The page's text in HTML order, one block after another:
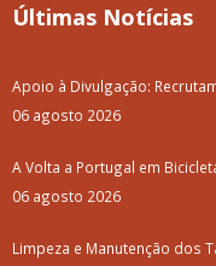
Últimas Notícias
Apoio à Divulgação:
06 agosto 2026
A Volta a Portugal em
06 agosto 2026
Limpeza e Manutenção dos